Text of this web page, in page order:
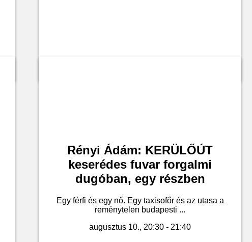
Rényi Ádám: KERÜLŐÚT
keserédes fuvar forgalmi
dugóban, egy részben
Egy férfi és egy nő. Egy taxisofőr és az utasa a
reménytelen budapesti ...
augusztus 10., 20:30 - 21:40